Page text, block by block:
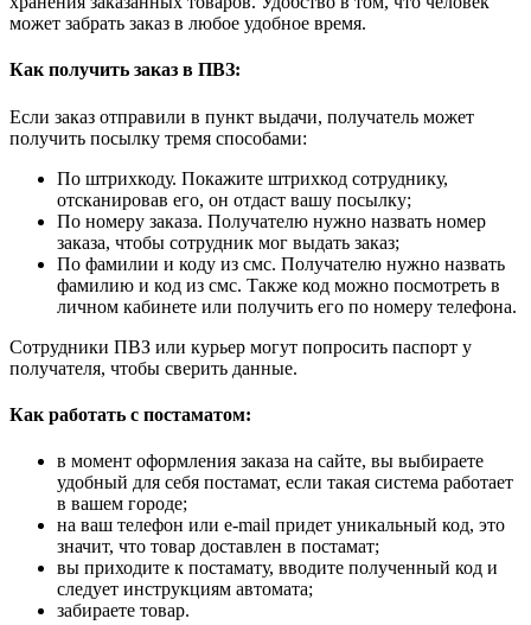
может забрать заказ в любое удобное время.
Как получить заказ в ПВЗ:
Если заказ отправили в пункт выдачи, получатель может
получить посылку тремя способами:
По штрихкоду. Покажите штрихкод сотруднику,
отсканировав его, он отдаст вашу посылку;
По номеру заказа. Получателю нужно назвать номер
заказа, чтобы сотрудник мог выдать заказ;
По фамилии и коду из смс. Получателю нужно назвать
фамилию и код из смс. Также код можно посмотреть в
личном кабинете или получить его по номеру телефона.
Сотрудники ПВЗ или курьер могут попросить паспорт у
получателя, чтобы сверить данные.
Как работать с постаматом:
в момент оформления заказа на сайте, вы выбираете
удобный для себя постамат, если такая система работает
в вашем городе;
на ваш телефон или e-mail придет уникальный код, это
значит, что товар доставлен в постамат;
вы приходите к постамату, вводите полученный код и
следует инструкциям автомата;
забираете товар.